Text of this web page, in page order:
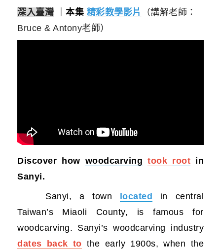
深入臺灣 本集 精彩教學影片
（講解老師：
Bruce & Antony老師）
Discover how woodcarving took root in
Sanyi.
Sanyi, a town located in central
Taiwan’s Miaoli County, is famous for
woodcarving. Sanyi’swoodcarving industry
dates back to the early 1900s, when the